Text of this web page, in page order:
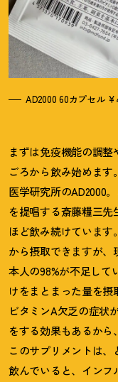
AD2000 60カプセル
まずは免疫機能の調整
ごろから飲み始めま
医学研究所のAD2000
を提唱する斎藤糧三
ほど飲み続けていま
から摂取できますが、
本人の98%が不足して
けをまとまった量を
ビタミンA欠乏の症状
をする効果もあるから
このサプリメントは
飲んでいると、インフ